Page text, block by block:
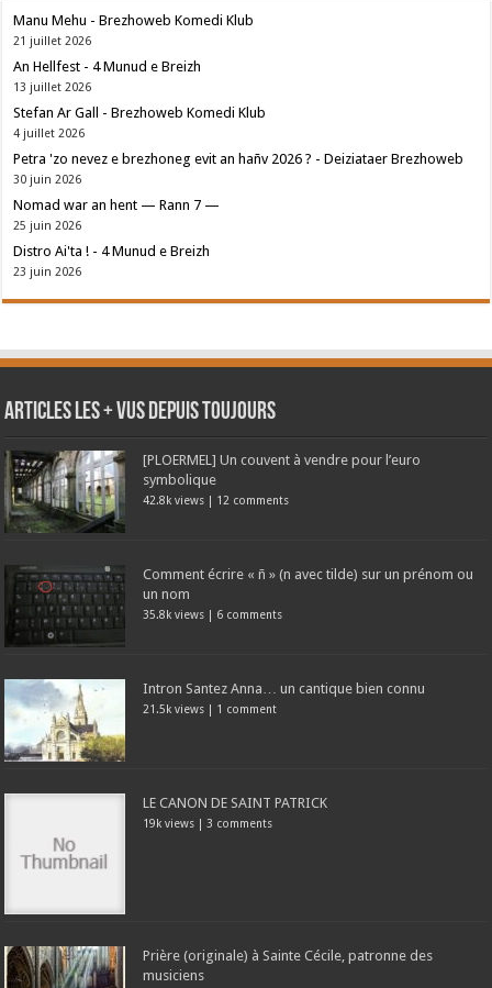
Manu Mehu - Brezhoweb Komedi Klub
21 juillet 2026
An Hellfest - 4 Munud e Breizh
13 juillet 2026
Stefan Ar Gall - Brezhoweb Komedi Klub
4 juillet 2026
Petra 'zo nevez e brezhoneg evit an hañv 2026 ? - Deiziataer Brezhoweb
30 juin 2026
Nomad war an hent — Rann 7 —
25 juin 2026
Distro Ai'ta ! - 4 Munud e Breizh
23 juin 2026
Articles les + vus depuis toujours
[PLOERMEL] Un couvent à vendre pour l’euro
symbolique
42.8k views | 12 comments
Comment écrire « ñ » (n avec tilde) sur un prénom ou
un nom
35.8k views | 6 comments
Intron Santez Anna… un cantique bien connu
21.5k views | 1 comment
LE CANON DE SAINT PATRICK
19k views | 3 comments
Prière (originale) à Sainte Cécile, patronne des
musiciens